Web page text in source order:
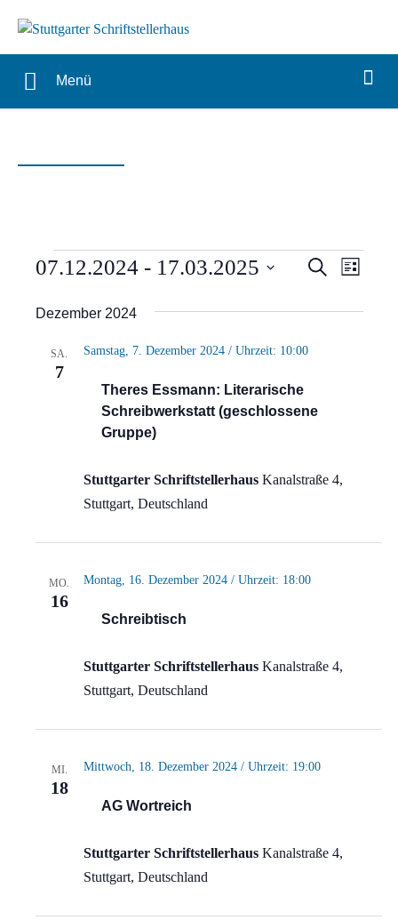
Menü
Veranstaltungen SucheListe
07.12.2024 - 17.03.2025
wählen.
Dezember 2024
SA.
7
Theres Essmann: Literarische
Schreibwerkstatt (geschlossene
Gruppe)
Samstag, 7. Dezember 2024 / Uhrzeit: 10:00
Stuttgarter Schriftstellerhaus Kanalstraße 4,
Stuttgart, Deutschland
MO.
16
Schreibtisch
Montag, 16. Dezember 2024 / Uhrzeit: 18:00
Stuttgarter Schriftstellerhaus Kanalstraße 4,
Stuttgart, Deutschland
MI.
18
AG Wortreich
Mittwoch, 18. Dezember 2024 / Uhrzeit: 19:00
Stuttgarter Schriftstellerhaus Kanalstraße 4,
Stuttgart, Deutschland